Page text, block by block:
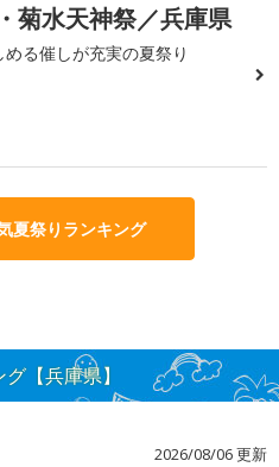
菊水天神祭／兵庫県
る催しが充実の夏祭り
夏祭りランキング
【兵庫県】
2026/08/06 更新